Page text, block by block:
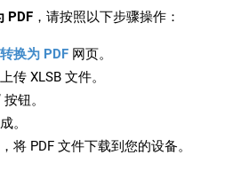
PDF ，请按照以下步骤操作：
换为 PDF 网页。
传 XLSB 文件。
按钮。
。
将 PDF 文件下载到您的设备。